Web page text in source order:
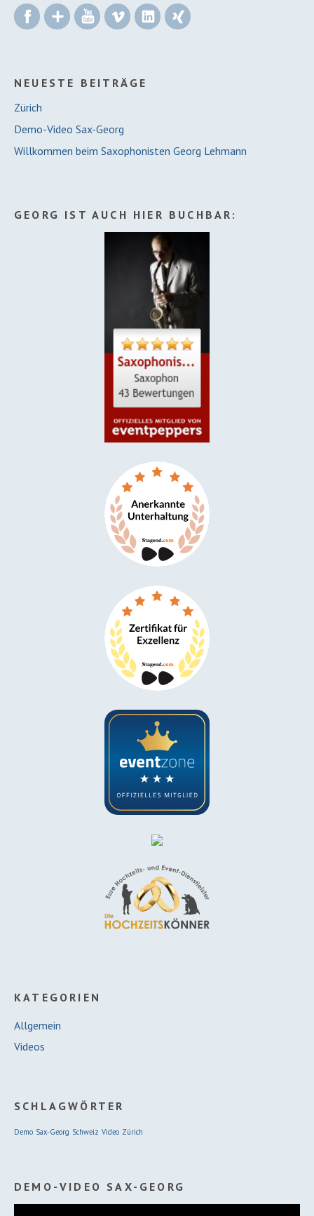
FacebookGoogle+YouTubeVimeo LinkedIn
NEUESTE BEITRÄGE
Zürich
Demo-Video Sax-Georg
Willkommen beim Saxophonisten Georg Lehmann
GEORG IST AUCH HIER BUCHBAR:
KATEGORIEN
Allgemein
Videos
SCHLAGWÖRTER
Demo Sax-Georg Schweiz Video Zürich
DEMO-VIDEO SAX-GEORG